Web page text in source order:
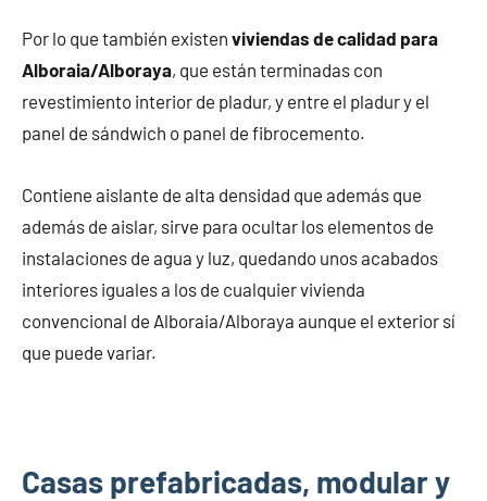
Por lo que también existen viviendas de calidad para
Alboraia/Alboraya, que están terminadas con
revestimiento interior de pladur, y entre el pladur y el
panel de sándwich o panel de fibrocemento.
Contiene aislante de alta densidad que además que
además de aislar, sirve para ocultar los elementos de
instalaciones de agua y luz, quedando unos acabados
interiores iguales a los de cualquier vivienda
convencional de Alboraia/Alboraya aunque el exterior sí
que puede variar.
Casas prefabricadas, modular y